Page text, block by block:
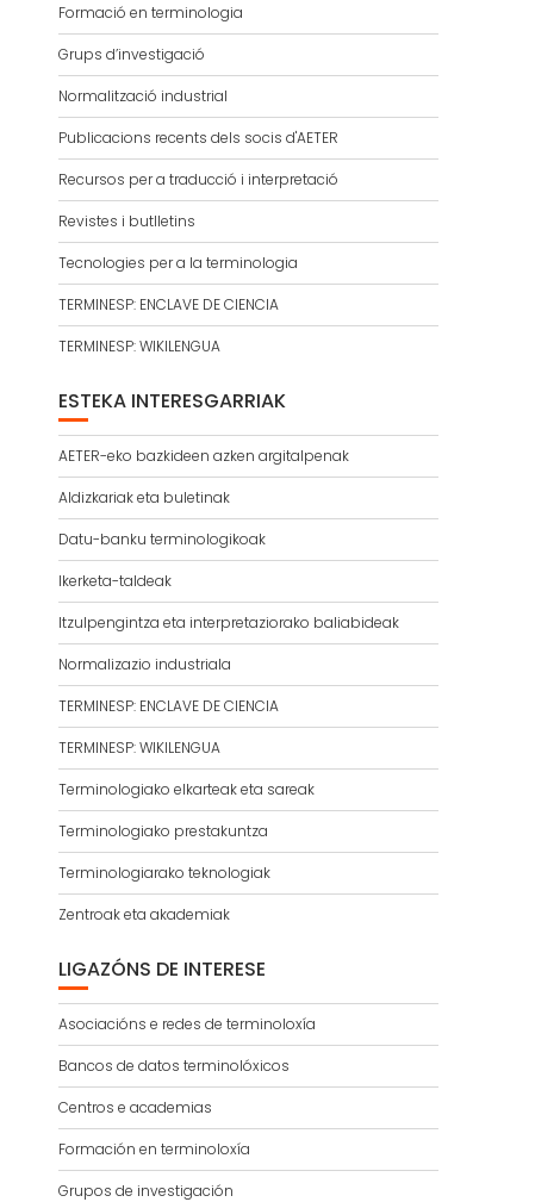
Formació en terminologia
Grups d’investigació
Normalització industrial
Publicacions recents dels socis d'AETER
Recursos per a traducció i interpretació
Revistes i butlletins
Tecnologies per a la terminologia
TERMINESP: ENCLAVE DE CIENCIA
TERMINESP: WIKILENGUA
ESTEKA INTERESGARRIAK
AETER-eko bazkideen azken argitalpenak
Aldizkariak eta buletinak
Datu-banku terminologikoak
Ikerketa-taldeak
Itzulpengintza eta interpretaziorako baliabideak
Normalizazio industriala
TERMINESP: ENCLAVE DE CIENCIA
TERMINESP: WIKILENGUA
Terminologiako elkarteak eta sareak
Terminologiako prestakuntza
Terminologiarako teknologiak
Zentroak eta akademiak
LIGAZÓNS DE INTERESE
Asociacións e redes de terminoloxía
Bancos de datos terminolóxicos
Centros e academias
Formación en terminoloxía
Grupos de investigación